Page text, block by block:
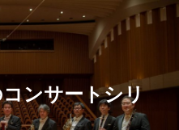
ンサートシリ